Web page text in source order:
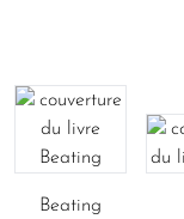
Beating